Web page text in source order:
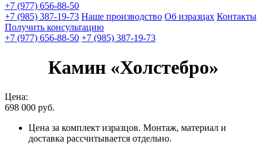
+7 (977) 656-88-50
+7 (985) 387-19-73 Наше производство Об изразцах Контакты
Получить консультацию
+7 (977) 656-88-50 +7 (985) 387-19-73
Камин «Холстебро»
Цена:
698 000 руб.
Цена за комплект изразцов. Монтаж, материал и
доставка рассчитывается отдельно.